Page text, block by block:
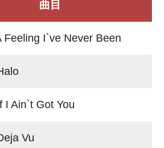
曲目
Feeling I`ve Never Been
Got You
Vu